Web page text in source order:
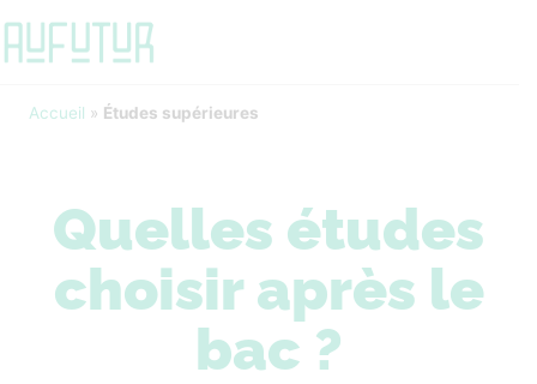
Accueil » Études supérieures
Quelles études
choisir après le
bac ?